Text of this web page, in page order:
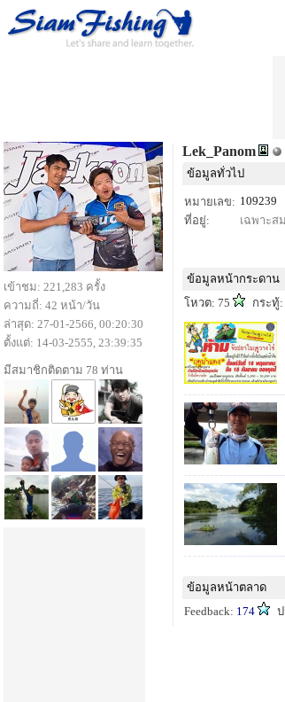
Lek_Panom
ข้อมูลทั่วไป
หมายเลข: 109239
ที่อยู่:
เฉพาะ
ข้อมูลหน้ากระดาน
โหวต: 75
กระทู้:
ข้อมูลหน้าตลาด
Feedback: 174
เข้าชม: 221,283 ครั้ง
ความถี่: 42 หน้า/วัน
ล่าสุด: 27-01-2566, 00:20:30
ตั้งแต่: 14-03-2555, 23:39:35
มีสมาชิกติดตาม 78 ท่าน